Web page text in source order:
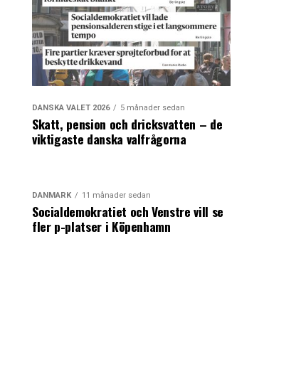
DANSKA VALET 2026 5 månader sedan
Skatt, pension och dricksvatten – de
viktigaste danska valfrågorna
DANMARK 11 månader sedan
Socialdemokratiet och Venstre vill se
fler p-platser i Köpenhamn